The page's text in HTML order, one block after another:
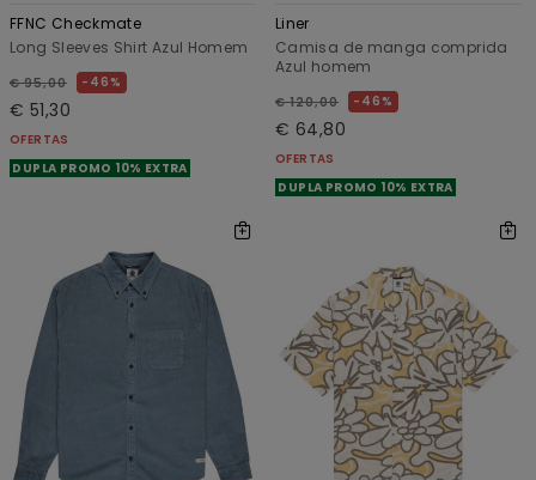
FFNC Checkmate
Long Sleeves Shirt Azul Homem
€ 95,00 46%
€ 51,30
OFERTAS
DUPLA PROMO 10% EXTRA
Liner
Camisa de manga comprida
Azul homem
€ 120,00 46%
€ 64,80
OFERTAS
DUPLA PROMO 10% EXTRA